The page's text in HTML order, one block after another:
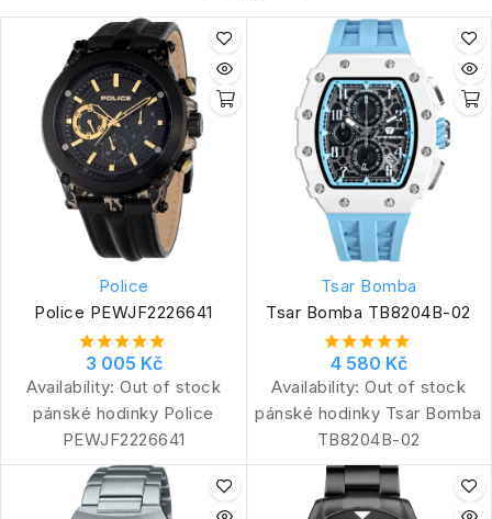
Police
Police PEWJF2226641
3 005 Kč
Availability: Out of stock
pánské hodinky Police
PEWJF2226641
Tsar Bomba
Tsar Bomba TB8204B-02
4 580 Kč
Availability: Out of stock
pánské hodinky Tsar Bomba
TB8204B-02